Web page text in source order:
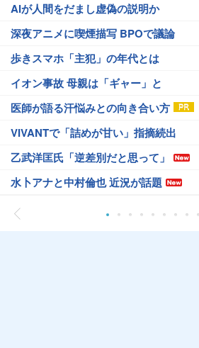
AIが人間をだまし虚偽の説明か
深夜アニメに喫煙描写 BPOで議論
歩きスマホ「主犯」の年代とは
イオン事故 母親は「ギャー」と
医師が語る汗悩みとの向き合い方
VIVANTで「詰めが甘い」指摘続出
乙武洋匡氏「逆差別だと思って」
水卜アナと中村倫也 近況が話題